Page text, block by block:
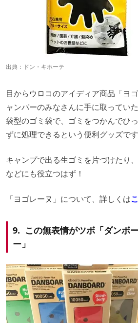
出典： ドン・キホーテ
目からウロコのアイディア商品「ヨ
ャンパーのみなさんに手に取って
袋型のゴミ袋で、ゴミをつかんでひ
ずに処理できるという便利グッズです
キャンプで出る生ゴミを片づけたり
などにも役立つはず！
「ヨゴレーヌ」について、詳しくは
9. この無表情がツボ「ダンボ
ー」